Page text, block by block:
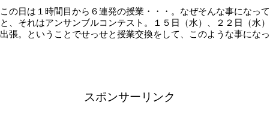
この日は１時間目から６連発の授業・・・。なぜそんな事になっ
と、それはアンサンブルコンテスト。１５日（水）、２２日（水
出張。ということでせっせと授業交換をして、このような事にな
スポンサーリンク